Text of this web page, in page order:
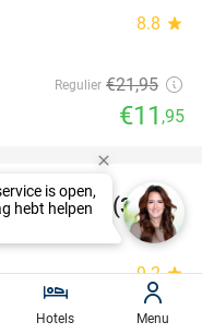
8.8 star
Regulier €21,95
€11 ,95
31%
personen (3 uur)
9.2star
Hotels Menu